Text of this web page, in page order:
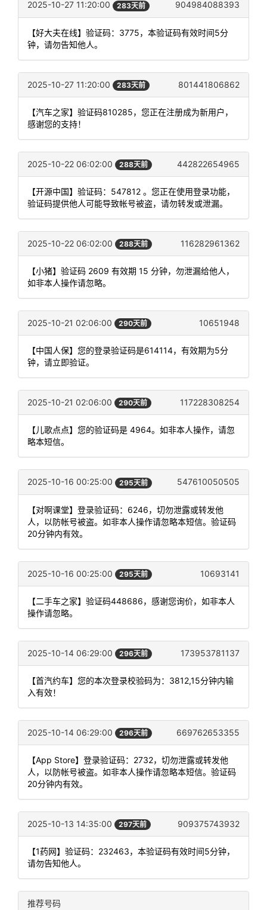
2025-10-27 11:20:00 283天前 904984088393
【好大夫在线】验证码：3775，本验证码有效时间5分
钟，请勿告知他人。
2025-10-27 11:20:00 283天前 801441806862
【汽车之家】验证码810285，您正在注册成为新用户，
感谢您的支持！
2025-10-22 06:02:00 288天前 442822654965
【开源中国】验证码：547812 。您正在使用登录功能，
验证码提供他人可能导致帐号被盗，请勿转发或泄漏。
2025-10-22 06:02:00 288天前 116282961362
【小猪】验证码 2609 有效期 15 分钟，勿泄漏给他人，
如非本人操作请忽略。
2025-10-21 02:06:00 290天前 10651948
【中国人保】您的登录验证码是614114，有效期为5分
钟，请立即验证。
2025-10-21 02:06:00 290天前 117228308254
【儿歌点点】您的验证码是 4964。如非本人操作，请忽
略本短信。
2025-10-16 00:25:00 295天前 547610050505
【对啊课堂】登录验证码：6246，切勿泄露或转发他
人，以防帐号被盗。如非本人操作请忽略本短信。验证码
20分钟内有效。
2025-10-16 00:25:00 295天前 10693141
【二手车之家】验证码448686，感谢您询价，如非本人
操作请忽略。
2025-10-14 06:29:00 296天前 173953781137
【首汽约车】您的本次登录校验码为：3812,15分钟内输
入有效！
2025-10-14 06:29:00 296天前 669762653355
【App Store】登录验证码：2732，切勿泄露或转发他
人，以防帐号被盗。如非本人操作请忽略本短信。验证码
20分钟内有效。
2025-10-13 14:35:00 297天前 909375743932
【1药网】验证码：232463，本验证码有效时间5分钟，
请勿告知他人。
推荐号码